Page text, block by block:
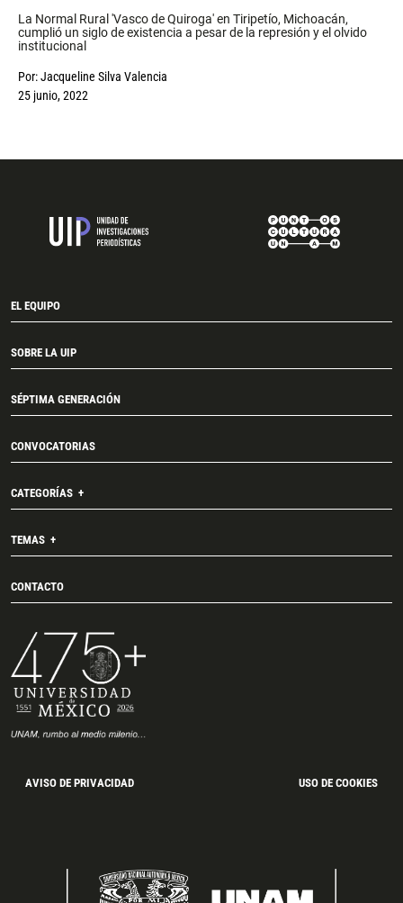
La Normal Rural 'Vasco de Quiroga' en Tiripetío, Michoacán,
cumplió un siglo de existencia a pesar de la represión y el olvido
institucional
Por:Jacqueline Silva Valencia
25 junio, 2022
EL EQUIPO
SOBRE LA UIP
SÉPTIMA GENERACIÓN
CONVOCATORIAS
CATEGORÍAS
TEMAS
CONTACTO
AVISO DE PRIVACIDAD USO DE COOKIES